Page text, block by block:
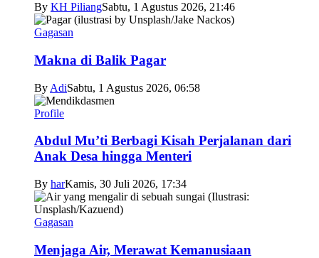
By KH PiliangSabtu, 1 Agustus 2026, 21:46
Gagasan
Makna di Balik Pagar
By AdiSabtu, 1 Agustus 2026, 06:58
Profile
Abdul Mu’ti Berbagi Kisah Perjalanan dari
Anak Desa hingga Menteri
By harKamis, 30 Juli 2026, 17:34
Gagasan
Menjaga Air, Merawat Kemanusiaan